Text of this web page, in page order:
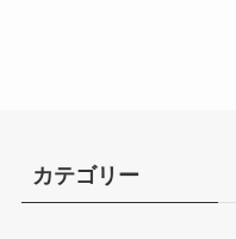
カテゴリー